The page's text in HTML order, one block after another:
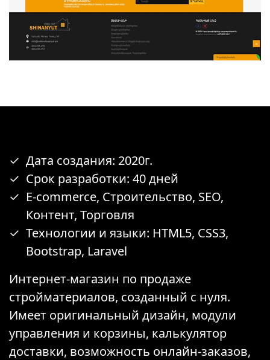
Дата создания: 2020г.
Срок разработки: 40 дней
E-commerce, Строительство, SEO,
Контент, Торговля
Технологии и языки: HTML5, CSS3,
Bootstrap, Laravel
Интернет-магазин по продаже
стройматериалов, созданный с нуля.
Имеет оригинальный дизайн, модули
управления и корзины, калькулятор
доставки, возможность онлайн-заказов,